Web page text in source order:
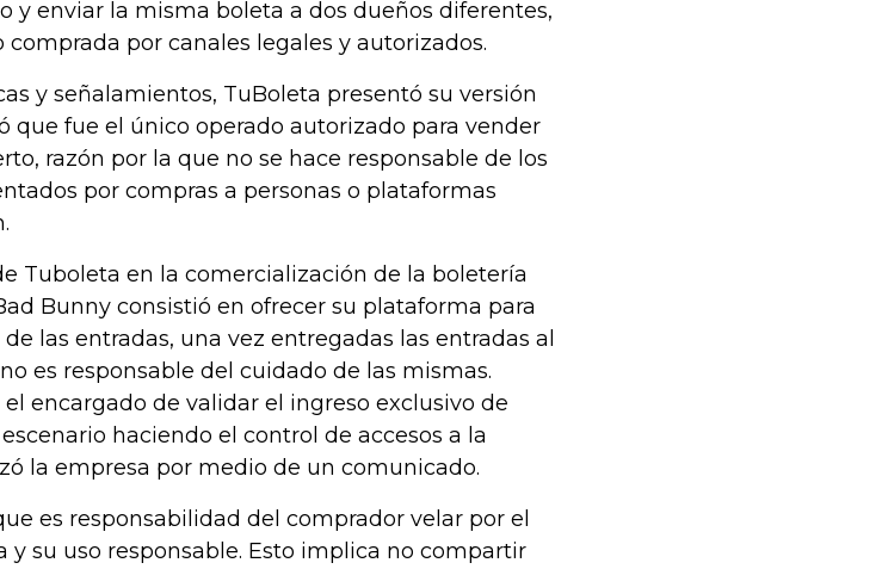
y enviar la misma boleta a dos dueños diferentes,
comprada por canales legales y autorizados.
y señalamientos, TuBoleta presentó su versión
que fue el único operado autorizado para vender
razón por la que no se hace responsable de los
por compras a personas o plataformas
Tuboleta en la comercialización de la boletería
Bunny consistió en ofrecer su plataforma para
las entradas, una vez entregadas las entradas al
es responsable del cuidado de las mismas.
encargado de validar el ingreso exclusivo de
haciendo el control de accesos a la
la empresa por medio de un comunicado.
es responsabilidad del comprador velar por el
y su uso responsable. Esto implica no compartir